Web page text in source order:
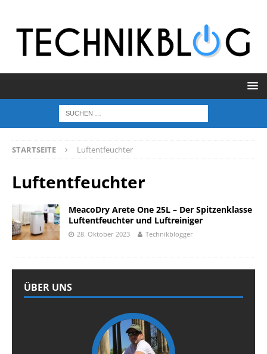
STARTSEITE Luftentfeuchter
Luftentfeuchter
MeacoDry Arete One 25L – Der Spitzenklasse
Luftentfeuchter und Luftreiniger
28. Oktober 2023 Technikblogger
ÜBER UNS